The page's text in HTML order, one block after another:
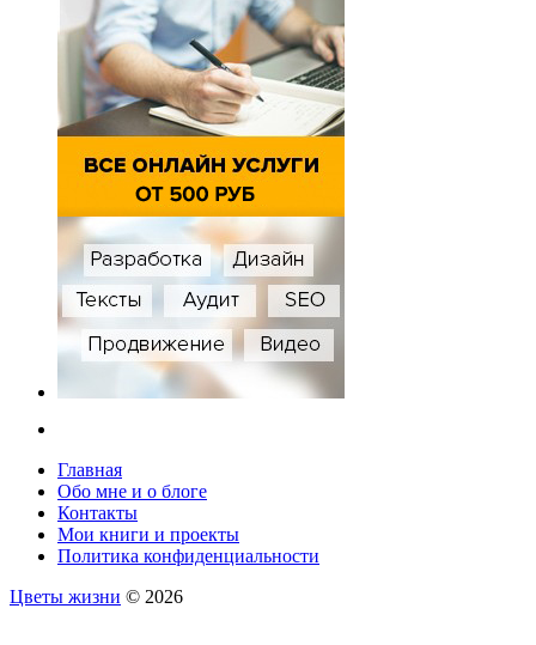
Главная
Обо мне и о блоге
Контакты
Мои книги и проекты
Политика конфиденциальности
Цветы жизни © 2026